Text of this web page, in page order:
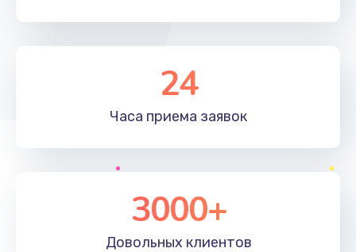
24
Часа приема заявок
3000+
Довольных клиентов